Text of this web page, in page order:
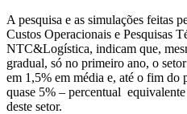
A pesquisa e as simulações feitas
Custos Operacionais e Pesquisas
NTC&Logística, indicam que,
gradual, só no primeiro ano, o
em 1,5% em média e, até o fim do
quase 5% – percentual
deste setor.